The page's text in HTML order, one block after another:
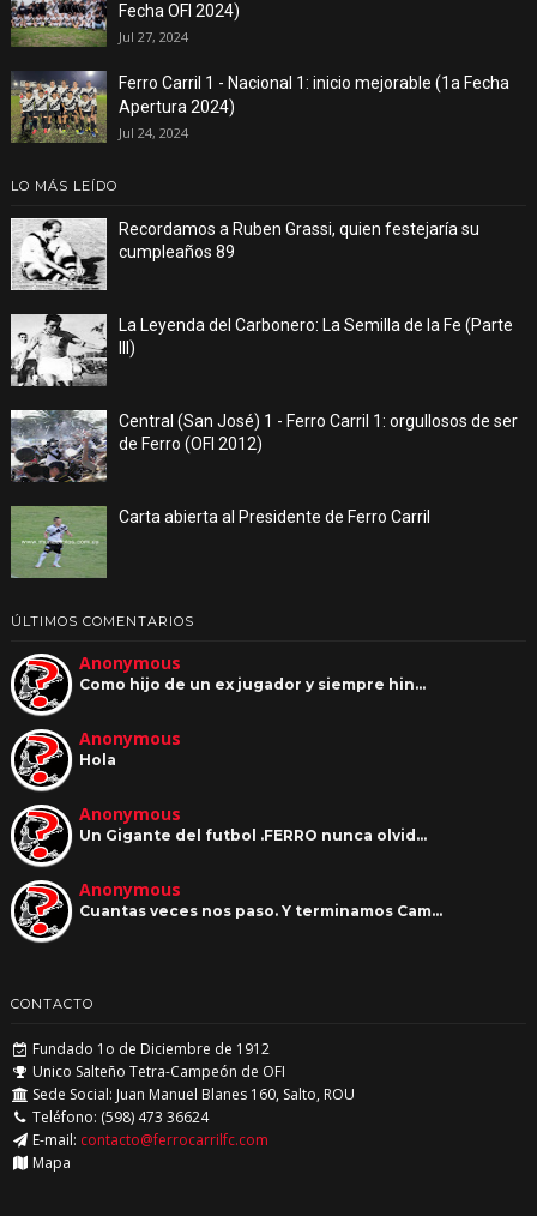
Fecha OFI 2024)
Jul 27, 2024
Ferro Carril 1 - Nacional 1: inicio mejorable (1a Fecha
Apertura 2024)
Jul 24, 2024
LO MÁS LEÍDO
Recordamos a Ruben Grassi, quien festejaría su
cumpleaños 89
La Leyenda del Carbonero: La Semilla de la Fe (Parte
III)
Central (San José) 1 - Ferro Carril 1: orgullosos de ser
de Ferro (OFI 2012)
Carta abierta al Presidente de Ferro Carril
ÚLTIMOS COMENTARIOS
Anonymous
Como hijo de un ex jugador y siempre hin…
Anonymous
Hola
Anonymous
Un Gigante del futbol .FERRO nunca olvid…
Anonymous
Cuantas veces nos paso. Y terminamos Cam…
CONTACTO
Fundado 1o de Diciembre de 1912
Unico Salteño Tetra-Campeón de OFI
Sede Social: Juan Manuel Blanes 160, Salto, ROU
Teléfono: (598) 473 36624
E-mail: contacto@ferrocarrilfc.com
Mapa